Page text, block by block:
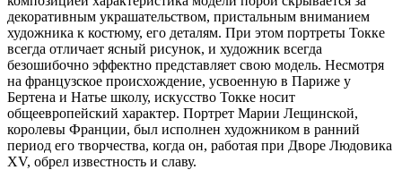
декоративным украшательством, пристальным вниманием
художника к костюму, его деталям. При этом портреты Токке
всегда отличает ясный рисунок, и художник всегда
безошибочно эффектно представляет свою модель. Несмотря
на французское происхождение, усвоенную в Париже у
Бертена и Натье школу, искусство Токке носит
общеевропейский характер. Портрет Марии Лещинской,
королевы Франции, был исполнен художником в ранний
период его творчества, когда он, работая при Дворе Людовика
XV, обрел известность и славу.